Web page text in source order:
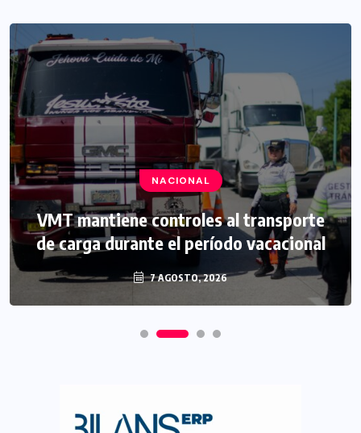
NACIONAL
VMT mantiene controles al transporte
de carga durante el período vacacional
7 AGOSTO, 2026